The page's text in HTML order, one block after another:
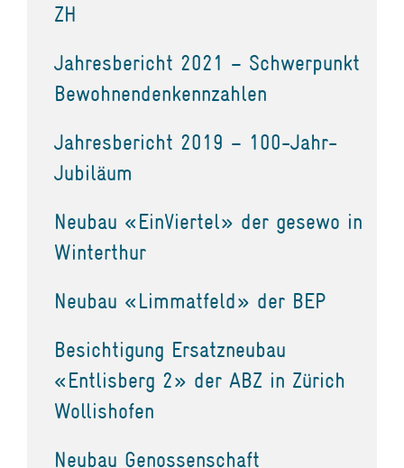
ZH
Jahresbericht 2021 – Schwerpunkt
Bewohnendenkennzahlen
Jahresbericht 2019 – 100-Jahr-
Jubiläum
Neubau «EinViertel» der gesewo in
Winterthur
Neubau «Limmatfeld» der BEP
Besichtigung Ersatzneubau
«Entlisberg 2» der ABZ in Zürich
Wollishofen
Neubau Genossenschaft